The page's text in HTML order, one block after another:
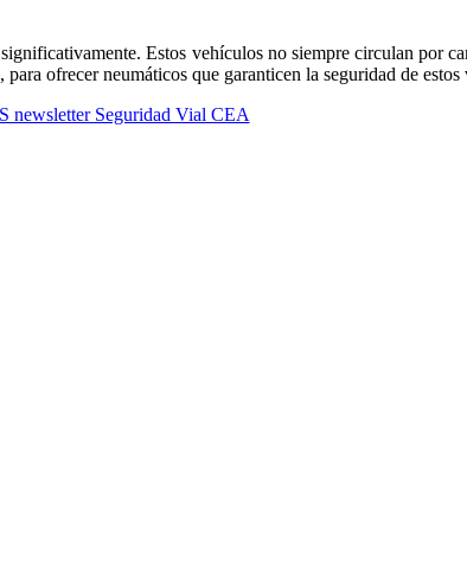
Estos vehículos no siempre circulan por
ofrecer neumáticos que garanticen la seguridad de